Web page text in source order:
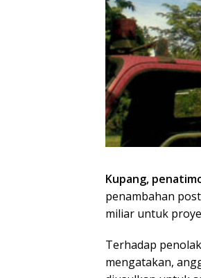
Kupang,
penambahan
miliar untuk
Terhadap
mengatakan,